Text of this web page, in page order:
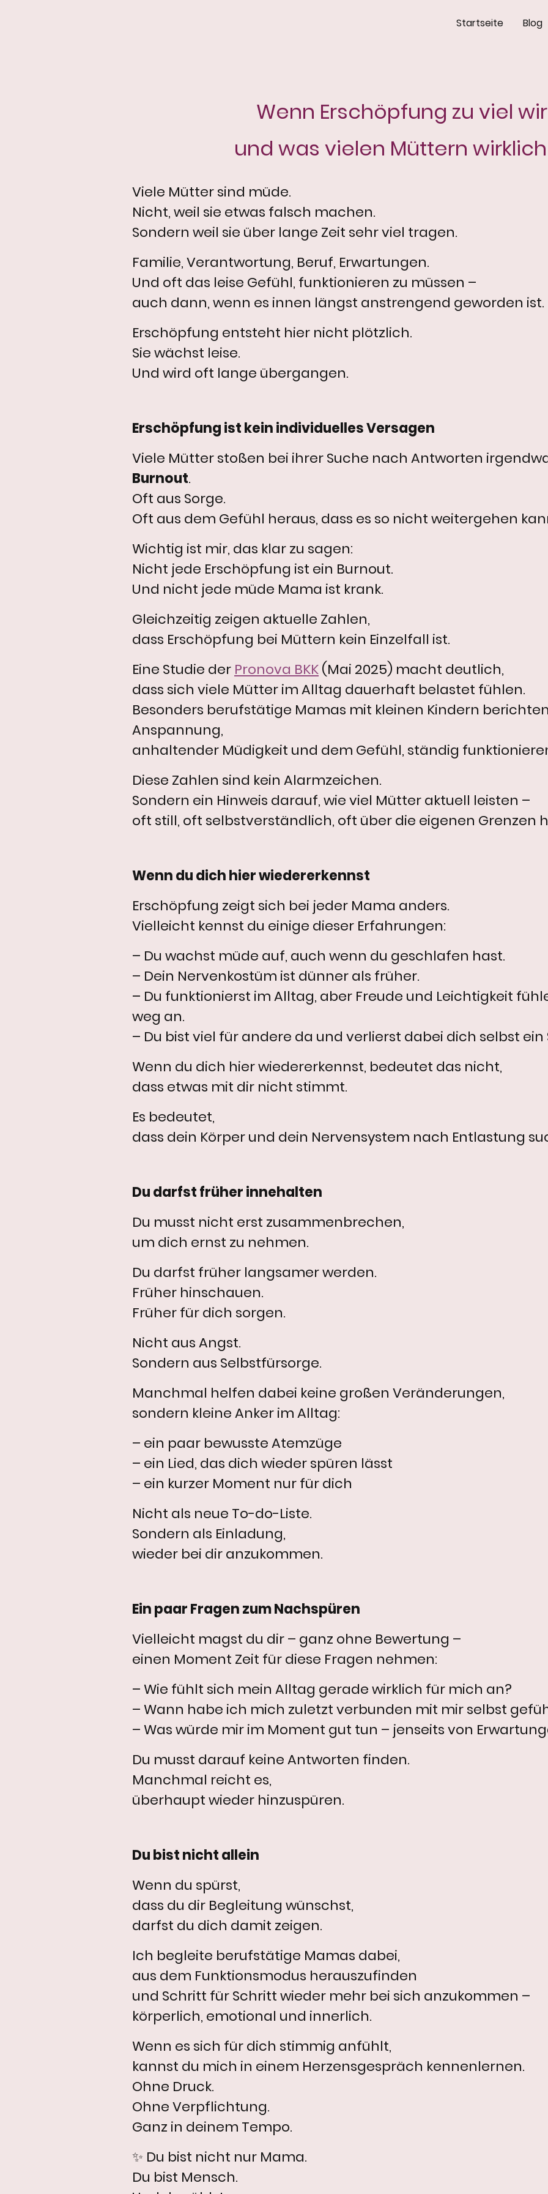
Startseite Blog
Wenn Erschöpfung zu viel
und was vielen Müttern
Viele Mütter sind müde.
Nicht, weil sie etwas falsch machen.
Sondern weil sie über lange Zeit sehr viel tragen.
Familie, Verantwortung, Beruf, Erwartungen.
Und oft das leise Gefühl, funktionieren zu müssen –
auch dann, wenn es innen längst anstrengend geworden ist.
Erschöpfung entsteht hier nicht plötzlich.
Sie wächst leise.
Und wird oft lange übergangen.
Erschöpfung ist kein individuelles Versagen
Viele Mütter stoßen bei ihrer Suche nach Antworten
Burnout.
Oft aus Sorge.
Oft aus dem Gefühl heraus, dass es so nicht weitergehen
Wichtig ist mir, das klar zu sagen:
Nicht jede Erschöpfung ist ein Burnout.
Und nicht jede müde Mama ist krank.
Gleichzeitig zeigen aktuelle Zahlen,
dass Erschöpfung bei Müttern kein Einzelfall ist.
Eine Studie der Pronova BKK(Mai 2025) macht deutlich,
dass sich viele Mütter im Alltag dauerhaft belastet fühlen.
Besonders berufstätige Mamas mit kleinen Kindern
Anspannung,
anhaltender Müdigkeit und dem Gefühl, ständig
Diese Zahlen sind kein Alarmzeichen.
Sondern ein Hinweis darauf, wie viel Mütter aktuell leisten –
oft still, oft selbstverständlich, oft über die eigenen Grenzen
Wenn du dich hier wiedererkennst
Erschöpfung zeigt sich bei jeder Mama anders.
Vielleicht kennst du einige dieser Erfahrungen:
– Du wachst müde auf, auch wenn du geschlafen hast.
– Dein Nervenkostüm ist dünner als früher.
– Du funktionierst im Alltag, aber Freude und Leichtigkeit
weg an.
– Du bist viel für andere da und verlierst dabei dich selbst ein
Wenn du dich hier wiedererkennst, bedeutet das nicht,
dass etwas mit dir nicht stimmt.
Es bedeutet,
dass dein Körper und dein Nervensystem nach Entlastung
Du darfst früher innehalten
Du musst nicht erst zusammenbrechen,
um dich ernst zu nehmen.
Du darfst früher langsamer werden.
Früher hinschauen.
Früher für dich sorgen.
Nicht aus Angst.
Sondern aus Selbstfürsorge.
Manchmal helfen dabei keine großen Veränderungen,
sondern kleine Anker im Alltag:
– ein paar bewusste Atemzüge
– ein Lied, das dich wieder spüren lässt
– ein kurzer Moment nur für dich
Nicht als neue To-do-Liste.
Sondern als Einladung,
wieder bei dir anzukommen.
Ein paar Fragen zum Nachspüren
Vielleicht magst du dir – ganz ohne Bewertung –
einen Moment Zeit für diese Fragen nehmen:
– Wie fühlt sich mein Alltag gerade wirklich für mich an?
– Wann habe ich mich zuletzt verbunden mit mir selbst
– Was würde mir im Moment gut tun – jenseits von
Du musst darauf keine Antworten finden.
Manchmal reicht es,
überhaupt wieder hinzuspüren.
Du bist nicht allein
Wenn du spürst,
dass du dir Begleitung wünschst,
darfst du dich damit zeigen.
Ich begleite berufstätige Mamas dabei,
aus dem Funktionsmodus herauszufinden
und Schritt für Schritt wieder mehr bei sich anzukommen –
körperlich, emotional und innerlich.
Wenn es sich für dich stimmig anfühlt,
kannst du mich in einem Herzensgespräch kennenlernen.
Ohne Druck.
Ohne Verpflichtung.
Ganz in deinem Tempo.
✨ Du bist nicht nur Mama.
Du bist Mensch.